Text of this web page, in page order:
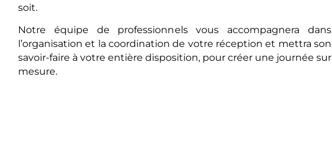
soit.
Notre équipe de professionnels vous accompagnera dans
l’organisation et la coordination de votre réception et mettra son
savoir-faire à votre entière disposition, pour créer une journée sur
mesure.